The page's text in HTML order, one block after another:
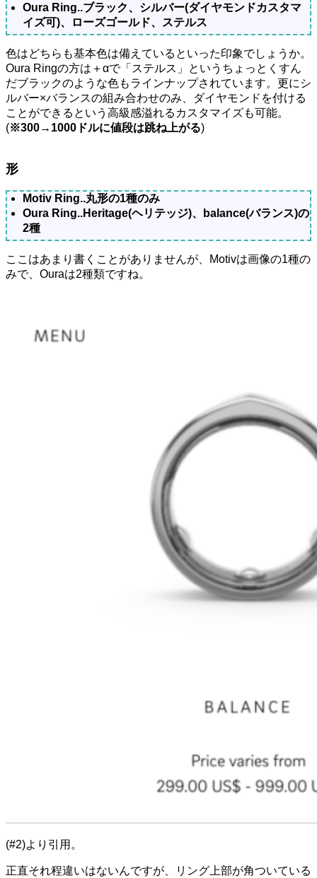
Oura Ring..ブラック、シルバー(ダイヤモンドカスタマ
イズ可)、ローズゴールド、ステルス
色はどちらも基本色は備えているといった印象でしょうか。
Oura Ringの方は＋αで「ステルス」というちょっとくすん
だブラックのような色もラインナップされています。更にシ
ルバー×バランスの組み合わせのみ、ダイヤモンドを付ける
ことができるという高級感溢れるカスタマイズも可能。
(※300→1000ドルに値段は跳ね上がる)
形
Motiv Ring..丸形の1種のみ
Oura Ring..Heritage(ヘリテッジ)、balance(バランス)の
2種
ここはあまり書くことがありませんが、Motivは画像の1種の
みで、Ouraは2種類ですね。
(#2)より引用。
正直それ程違いはないんですが、リング上部が角ついている